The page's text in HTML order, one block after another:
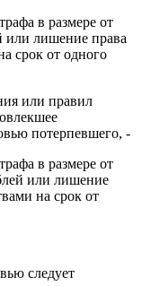
в размере от
или лишение права
срок от одного
или правил
потерпевшего, -
в размере от
или лишение
на срок от
следует